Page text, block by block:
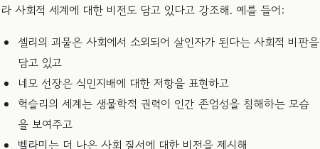
라 사회적 세계에 대한 비전도 담고 있다고 강조해. 예를 들어:
셸리의 괴물은 사회에서 소외되어 살인자가 된다는 사회적 비판을
담고 있고
네모 선장은 식민지배에 대한 저항을 표현하고
헉슬리의 세계는 생물학적 권력이 인간 존엄성을 침해하는 모습
을 보여주고
벨라미는 더 나은 사회 질서에 대한 비전을 제시해